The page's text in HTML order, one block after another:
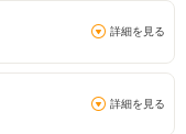
詳細を見る
詳細を見る